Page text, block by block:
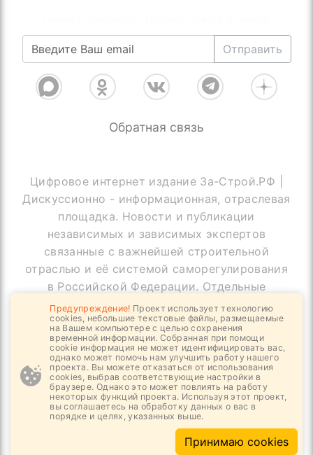
Отправить
Обратная связь
Цифровое интернет издание За-Строй.РФ |
Дискуссионно - информационная, отраслевая
площадка. Новости и публикации
независимых и зависимых экспертов
связанные с важнейшей строительной
отраслью и её системой саморегулирования
в Российской Федерации. Отдельные
публикации могут содержать информацию,
не предназначенную для пользователей
до 18 лет
© Copyright За-Строй.РФ, 2019 - 2026
Все права защищены
Предупреждение! Проект использует технологию
cookies, небольшие текстовые файлы, размещаемые
на Вашем компьютере с целью сохранения
временной информации. Собранная при помощи
cookie информация не может идентифицировать вас,
однако может помочь нам улучшить работу нашего
проекта. Вы можете отказаться от использования
cookies, выбрав соответствующие настройки в
браузере. Однако это может повлиять на работу
некоторых функций проекта. Используя этот проект,
вы соглашаетесь на обработку данных о вас в
порядке и целях, указанных выше.
Принимаю cookies